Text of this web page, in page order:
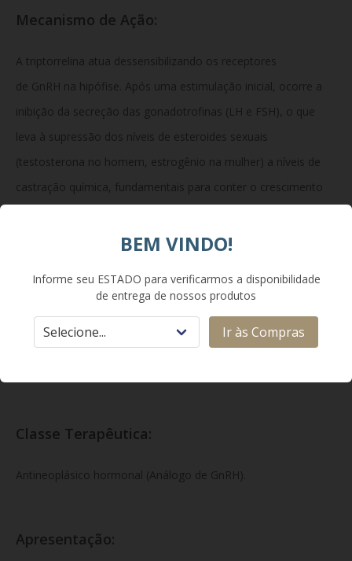
Mecanismo de Ação:
A triptorrelina atua dessensibilizando os receptores
de GnRH na hipófise. Após uma estimulação inicial, ocorre a
inibição da secreção das gonadotrofinas (LH e FSH), o que
leva à supressão dos níveis de esteroides sexuais
(testosterona no homem, estrogênio na mulher) a níveis de
castração química, fundamentais para conter o crescimento
Composição:
Cada frasco-ampola contém 22,5 mg de triptorrelina (na
forma de acetato). A embalagem inclui o solvente (2 mL) para
Classe Terapêutica:
Antineoplásico hormonal (Análogo de GnRH).
Apresentação:
BEM VINDO!
Informe seu ESTADO para verificarmos a disponibilidade
de entrega de nossos produtos
Ir às Compras